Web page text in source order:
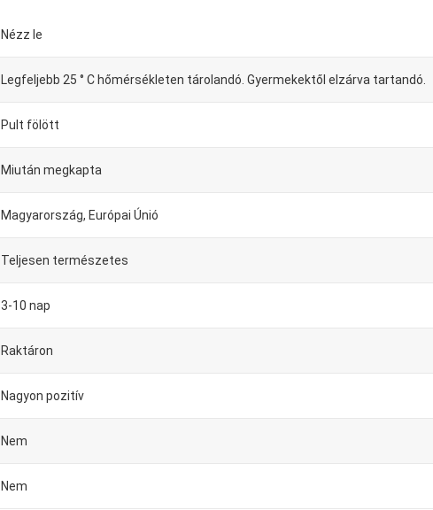
Nézz le
Legfeljebb 25 ° C hőmérsékleten tárolandó. Gyermekektől elzárva tartandó.
Pult fölött
Miután megkapta
Magyarország, Európai Únió
Teljesen természetes
3-10 nap
Raktáron
Nagyon pozitív
Nem
Nem